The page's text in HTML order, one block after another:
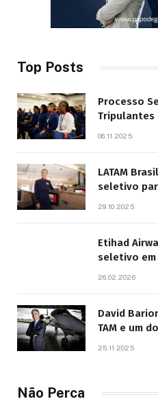
Top Posts
Processo
Tripulantes
06.11.2025
LATAM
seletivo
29.10.2025
Etihad
seletivo em
26.02.2026
David
TAM e um
25.11.2025
Não Perca